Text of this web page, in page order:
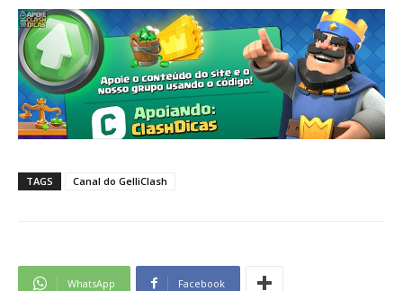
TAGS Canal do GelliClash
WhatsApp Facebook